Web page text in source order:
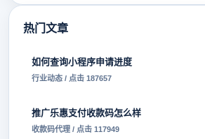
热门文章
如何查询小程序申请进度
行业动态 / 点击 187657
推广乐惠支付收款码怎么样
收款码代理 / 点击 117949